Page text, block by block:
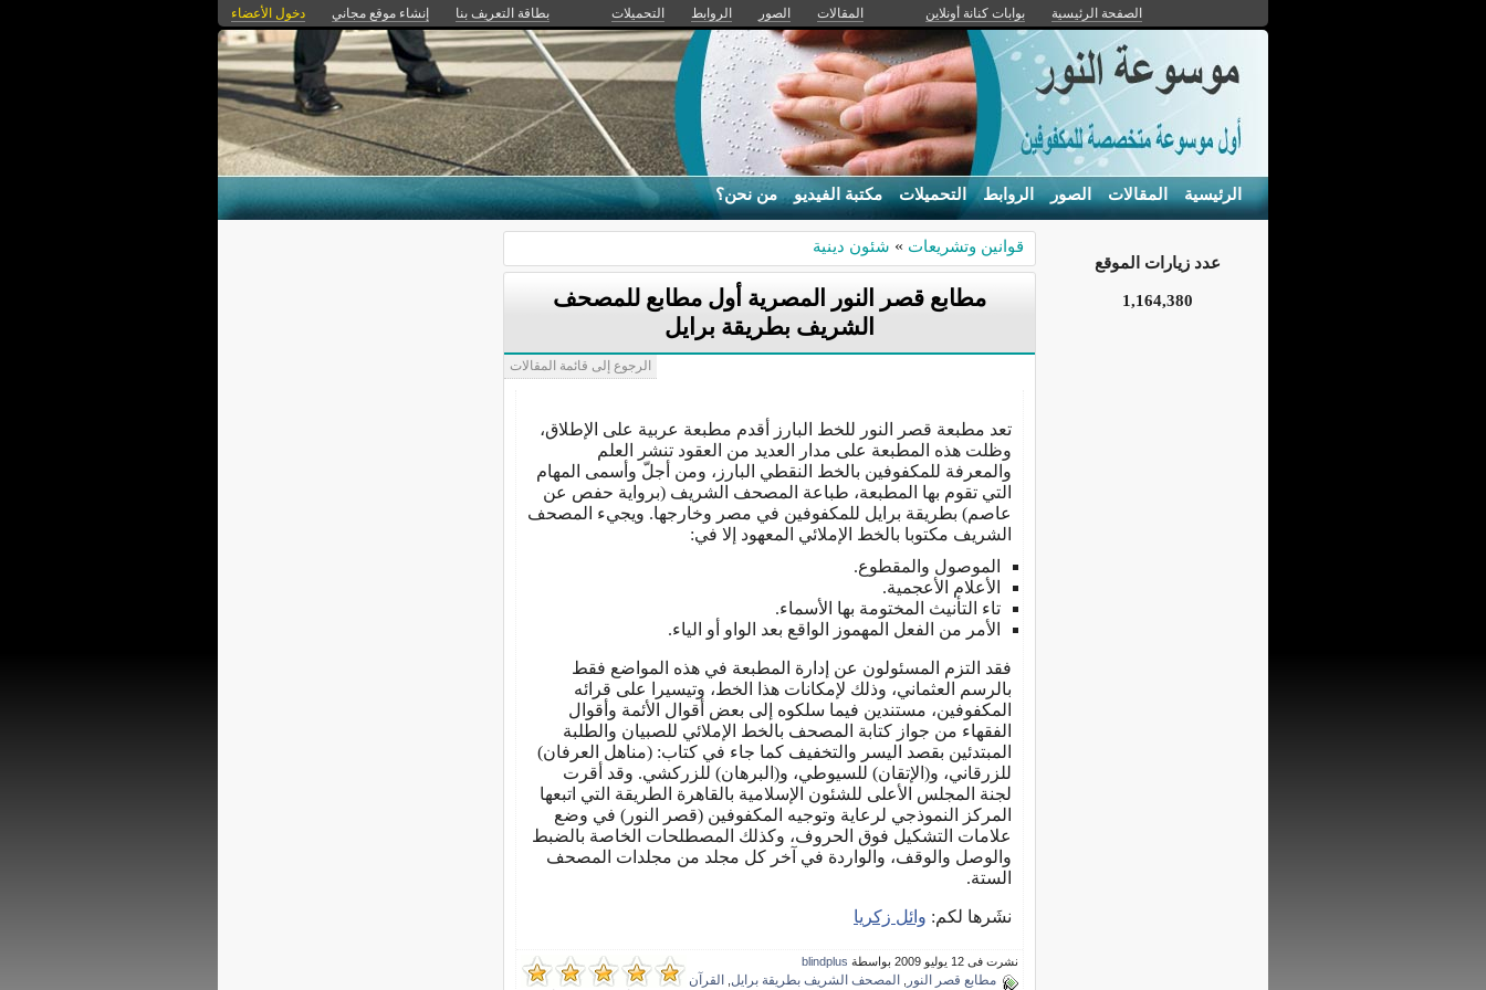
الصفحة الرئيسية بوابات كنانة أونلاين المقالات الصور الروابط التحميلات بطاقة التعريف بنا إنشاء موقع مجاني دخول الأعضاء
الرئيسية المقالات الصور الروابط التحميلات مكتبة الفيديو من نحن؟
قوانين وتشريعات » شئون دينية
مطابع قصر النور المصرية أول مطابع للمصحف
الشريف بطريقة برايل
الرجوع إلى قائمة المقالات
تعد مطبعة قصر النور للخط البارز أقدم مطبعة عربية على الإطلاق،
وظلت هذه المطبعة على مدار العديد من العقود تنشر العلم
والمعرفة للمكفوفين بالخط النقطي البارز، ومن أجلّ وأسمى المهام
التي تقوم بها المطبعة، طباعة المصحف الشريف (برواية حفص عن
عاصم) بطريقة برايل للمكفوفين في مصر وخارجها. ويجيء المصحف
الشريف مكتوبا بالخط الإملائي المعهود إلا في:
الموصول والمقطوع.
الأعلام الأعجمية.
تاء التأنيث المختومة بها الأسماء.
الأمر من الفعل المهموز الواقع بعد الواو أو الياء.
فقد التزم المسئولون عن إدارة المطبعة في هذه المواضع فقط
بالرسم العثماني، وذلك لإمكانات هذا الخط، وتيسيرا على قرائه
المكفوفين، مستندين فيما سلكوه إلى بعض أقوال الأئمة وأقوال
الفقهاء من جواز كتابة المصحف بالخط الإملائي للصبيان والطلبة
المبتدئين بقصد اليسر والتخفيف كما جاء في كتاب: (مناهل العرفان)
للزرقاني، و(الإتقان) للسيوطي، و(البرهان) للزركشي. وقد أقرت
لجنة المجلس الأعلى للشئون الإسلامية بالقاهرة الطريقة التي اتبعها
المركز النموذجي لرعاية وتوجيه المكفوفين (قصر النور) في وضع
علامات التشكيل فوق الحروف، وكذلك المصطلحات الخاصة بالضبط
والوصل والوقف، والواردة في آخر كل مجلد من مجلدات المصحف
الستة.
نشَرها لكم: وائل زكريا
نشرت فى 12 يوليو 2009 بواسطة blindplus
مطابع قصر النور المصحف الشريف بطريقة برايل
القرآن
عدد زيارات الموقع
1,164,380